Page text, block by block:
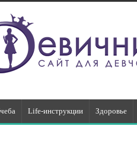
Life-инструкции Здоровье